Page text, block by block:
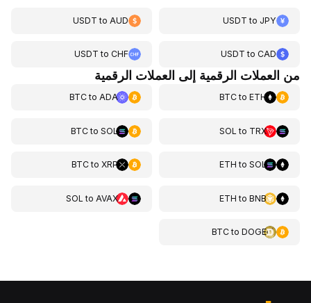
USDT toJPY
USDT to AUD
USDT toCAD
USDT toCHF
من العملات الرقمية إلى العملات الرقمية
BTCtoETH
BTCtoADA
SOL to TRX
BTCtoSOL
ETH toSOL
BTCtoXRP
ETH toBNB
SOL toAVAX
BTCtoDOGE